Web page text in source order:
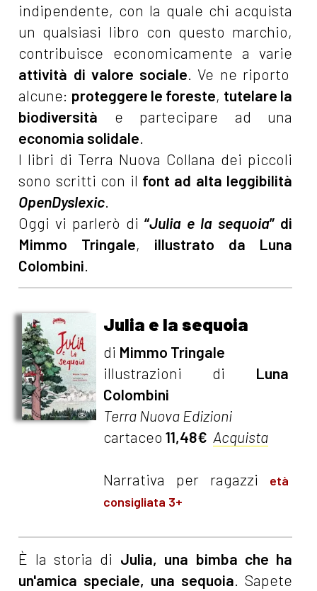
indipendente, con la quale chi acquista
un qualsiasi libro con questo marchio,
contribuisce economicamente a varie
attività di valore sociale . Ve ne riporto
alcune: proteggere le foreste, tutelare la
biodiversità e partecipare ad una
economia solidale
I libri di Terra Nuova Collana dei piccoli
sono scritti con il font ad alta leggibilità
OpenDyslexic
Oggi vi parlerò di “Julia e la sequoia” di
Mimmo Tringale, illustrato da Luna
Colombini
Julia e la sequoia
di Mimmo Tringale
illustrazioni di Luna
Colombini
Terra Nuova Edizioni
cartaceo 11,48€ Acquista
Narrativa per ragazzi
età
consigliata 3+
È la storia di Julia, una bimba che ha
un'amica speciale, una sequoia . Sapete